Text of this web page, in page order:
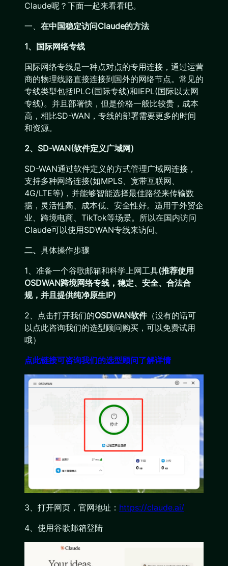
Claude呢？下面一起来看看吧。
一、 在中国稳定访问Claude的方法
1、国际网络专线
国际网络专线是一种点对点的专用连接，通过运营
商的物理线路直接连接到国外的网络节点。常见的
专线类型包括IPLC(国际专线)和IEPL(国际以太网
专线)。并且部署快，但是价格一般比较贵，成本
高，相比SD-WAN，专线的部署需要更多的时间
和资源。
2、SD-WAN(软件定义广域网)
SD-WAN通过软件定义的方式管理广域网连接，
支持多种网络连接(如MPLS、宽带互联网、
4G/LTE等)，并能够智能选择最佳路径来传输数
据，灵活性高、成本低、安全性好。适用于外贸企
业、跨境电商、TikTok等场景。所以在国内访问
Claude可以使用SDWAN专线来访问。
二、 具体操作步骤
1、准备一个谷歌邮箱和科学上网工具(推荐使用
OSDWAN跨境网络专线，稳定、安全、合法合
规，并且提供纯净原生IP)
2、点击打开我们的OSDWAN软件（没有的话可
以点此咨询我们的选型顾问购买，可以免费试用
哦）
点此链接可咨询我们的选型顾问了解详情
3、打开网页，官网地址： https://claude.ai/
4、使用谷歌邮箱登陆